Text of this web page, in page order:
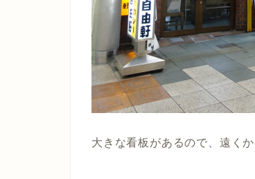
大きな看板があるので、遠く